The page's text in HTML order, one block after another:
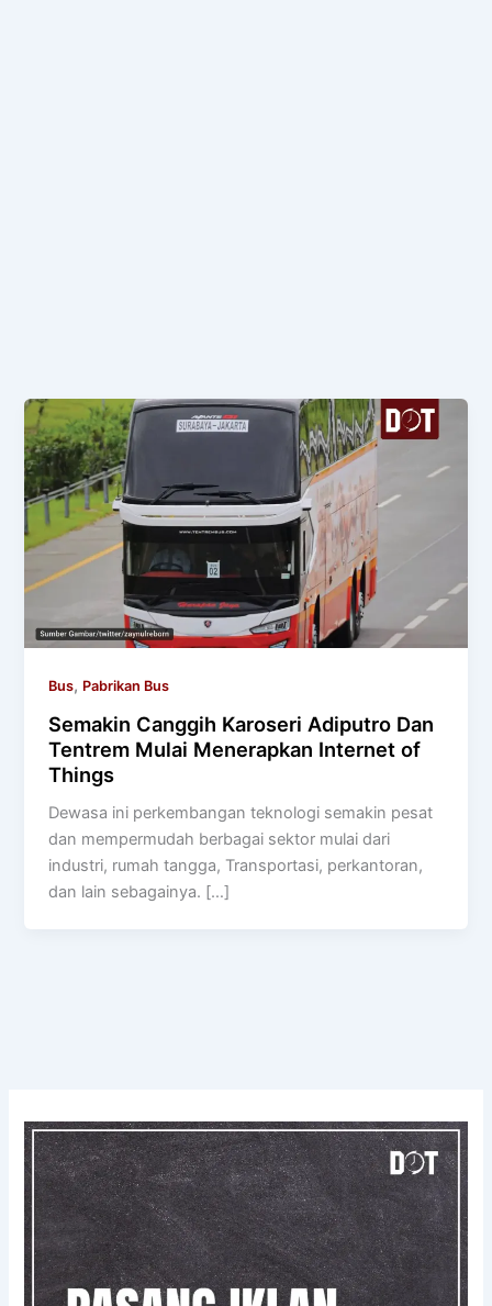
Bus, Pabrikan Bus
Semakin Canggih Karoseri Adiputro Dan
Tentrem Mulai Menerapkan Internet of
Things
Dewasa ini perkembangan teknologi semakin pesat
dan mempermudah berbagai sektor mulai dari
industri, rumah tangga, Transportasi, perkantoran,
dan lain sebagainya. […]